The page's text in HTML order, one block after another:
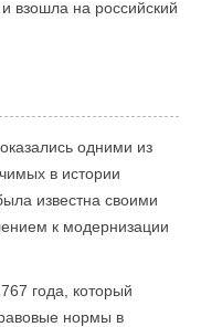
взошла на российский
одними из
в истории
известна своими
к модернизации
года, который
нормы в